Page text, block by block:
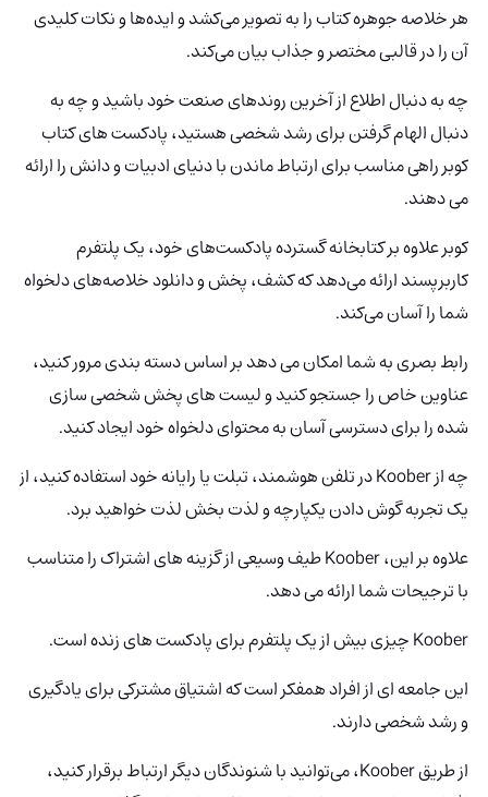
هر خلاصه جوهره کتاب را به تصویر می‌کشد و ایده‌ها و نکات کلیدی
آن را در قالبی مختصر و جذاب بیان می‌کند.
چه به دنبال اطلاع از آخرین روندهای صنعت خود باشید و چه به
دنبال الهام گرفتن برای رشد شخصی هستید، پادکست های کتاب
کوبر راهی مناسب برای ارتباط ماندن با دنیای ادبیات و دانش را ارائه
می دهند.
کوبر علاوه بر کتابخانه گسترده پادکست‌های خود، یک پلتفرم
کاربرپسند ارائه می‌دهد که کشف، پخش و دانلود خلاصه‌های دلخواه
شما را آسان می‌کند.
رابط بصری به شما امکان می دهد بر اساس دسته بندی مرور کنید،
عناوین خاص را جستجو کنید و لیست های پخش شخصی سازی
شده را برای دسترسی آسان به محتوای دلخواه خود ایجاد کنید.
چه از Koober در تلفن هوشمند، تبلت یا رایانه خود استفاده کنید، از
یک تجربه گوش دادن یکپارچه و لذت بخش لذت خواهید برد.
علاوه بر این، Koober
طیف وسیعی از گزینه های اشتراک را متناسب
با ترجیحات شما ارائه می دهد.
Koober چیزی بیش از یک پلتفرم برای پادکست های زنده است.
این جامعه ای از افراد همفکر است که اشتیاق مشترکی برای یادگیری
و رشد شخصی دارند.
از طریق Koober، می‌توانید با شنوندگان دیگر ارتباط برقرار کنید،